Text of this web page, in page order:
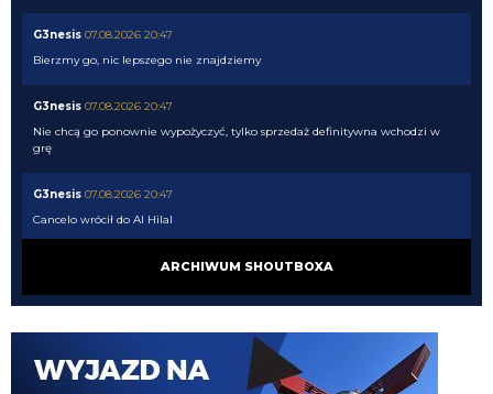
G3nesis 07.08.2026 20:47
Bierzmy go, nic lepszego nie znajdziemy
G3nesis 07.08.2026 20:47
Nie chcą go ponownie wypożyczyć, tylko sprzedaż definitywna wchodzi w
grę
G3nesis 07.08.2026 20:47
Cancelo wrócił do Al Hilal
07.08.2026 19:42
nedzy i rozpaczy
G3nesis
07.08.2026 19:15
Jak tam Adriano, co słychać
ARCHIWUM SHOUTBOXA